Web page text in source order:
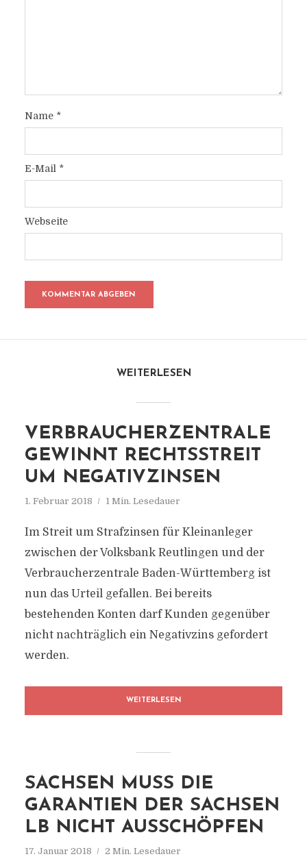
Name*
E-Mail *
Webseite
WEITERLESEN
VERBRAUCHERZENTRALE
GEWINNT RECHTSSTREIT
UM NEGATIVZINSEN
1. Februar 2018 1 Min. Lesedauer
Im Streit um Strafzinsen für Kleinanleger
zwischen der Volksbank Reutlingen und der
Verbraucherzentrale Baden-Württemberg ist
nun das Urteil gefallen. Bei bereits
bestehenden Konten darf Kunden gegenüber
nicht nachträglich ein Negativzins gefordert
werden.
WEITERLESEN
SACHSEN MUSS DIE
GARANTIEN DER SACHSEN
LB NICHT AUSSCHÖPFEN
17. Januar 2018 2 Min. Lesedauer